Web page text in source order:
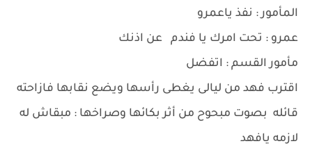
المأمور : نفذ ياعمرو
عمرو : تحت امرك يا فندم عن اذنك
مأمور القسم : اتفضل
اقترب فهد من ليالى يغطى رأسها ويضع نقابها فازاحته
قائله بصوت مبحوح من أثر بكائها وصراخها : مبقاش له
لازمه يافهد